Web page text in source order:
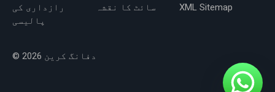
رازداری کی
پالیسی
سائٹ کا نقشہ XML Sitemap
© 2026 دفانگ کرین